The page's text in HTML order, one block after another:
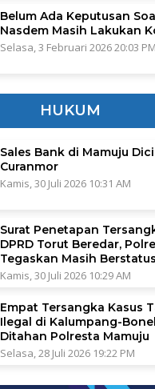
Belum Ada Keputusan
Nasdem Masih Lakukan
Selasa, 3 Februari 2026 20:03 PM
HUKUM
Sales Bank di Mamuju
Curanmor
Kamis, 30 Juli 2026 10:31 AM
Surat Penetapan
DPRD Torut Beredar,
Tegaskan Masih
Kamis, 30 Juli 2026 10:29 AM
Empat Tersangka Kasus
Ilegal di Kalumpang-
Ditahan Polresta Mamuju
Selasa, 28 Juli 2026 19:22 PM